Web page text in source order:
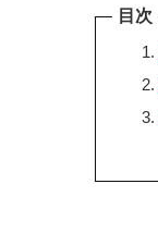
目次